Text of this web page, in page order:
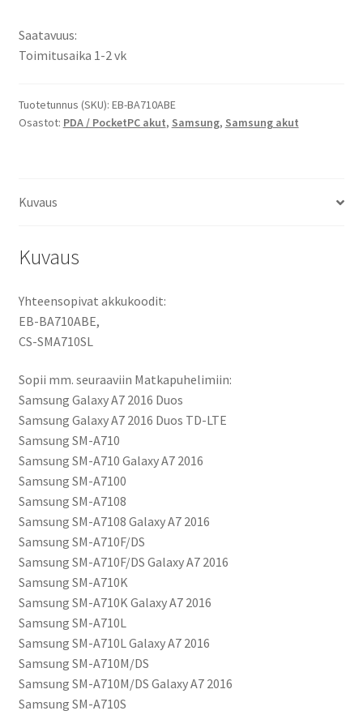
akku
Li-
3,85V
2400mAh
A7
määrä
Saatavuus:
Toimitusaika 1-2 vk
Tuotetunnus (SKU): EB-BA710ABE
Osastot: PDA / PocketPC akut, Samsung, Samsung akut
Kuvaus
Kuvaus
Yhteensopivat akkukoodit:
EB-BA710ABE,
CS-SMA710SL
Sopii mm. seuraaviin Matkapuhelimiin:
Samsung Galaxy A7 2016 Duos
Samsung Galaxy A7 2016 Duos TD-LTE
Samsung SM-A710
Samsung SM-A710 Galaxy A7 2016
Samsung SM-A7100
Samsung SM-A7108
Samsung SM-A7108 Galaxy A7 2016
Samsung SM-A710F/DS
Samsung SM-A710F/DS Galaxy A7 2016
Samsung SM-A710K
Samsung SM-A710K Galaxy A7 2016
Samsung SM-A710L
Samsung SM-A710L Galaxy A7 2016
Samsung SM-A710M/DS
Samsung SM-A710M/DS Galaxy A7 2016
Samsung SM-A710S